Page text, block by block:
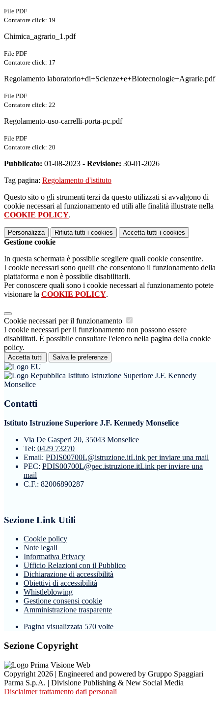
File PDF
Contatore click: 19
Chimica_agrario_1.pdf
File PDF
Contatore click: 17
Regolamento laboratorio+di+Scienze+e+Biotecnologie+Agrarie.pdf
File PDF
Contatore click: 22
Regolamento-uso-carrelli-porta-pc.pdf
File PDF
Contatore click: 20
Pubblicato: 01-08-2023 - Revisione: 30-01-2026
Tag pagina: Regolamento d'istituto
Questo sito o gli strumenti terzi da questo utilizzati si avvalgono di
cookie necessari al funzionamento ed utili alle finalità illustrate nella
COOKIE POLICY.
Personalizza Rifiuta tutti i cookies Accetta tutti i cookies
Gestione cookie
In questa schermata è possibile scegliere quali cookie consentire.
I cookie necessari sono quelli che consentono il funzionamento della
piattaforma e non è possibile disabilitarli.
Per conoscere quali sono i cookie necessari al funzionamento potete
visionare la COOKIE POLICY.
Cookie necessari per il funzionamento
I cookie necessari per il funzionamento non possono essere
disabilitati. È possibile consultare l'elenco nella pagina della cookie
policy.
Accetta tutti Salva le preferenze
Istituto Istruzione Superiore J.F. Kennedy
Monselice
Contatti
Istituto Istruzione Superiore J.F. Kennedy Monselice
Via De Gasperi 20, 35043 Monselice
Tel: 0429 73270
Email: PDIS00700L@istruzione.itLink per inviare una mail
PEC: PDIS00700L@pec.istruzione.itLink per inviare una
mail
C.F.: 82006890287
Sezione Link Utili
Cookie policy
Note legali
Informativa Privacy
Ufficio Relazioni con il Pubblico
Dichiarazione di accessibilità
Obiettivi di accessibilità
Whistleblowing
Gestione consensi cookie
Amministrazione trasparente
Pagina visualizzata 570 volte
Sezione Copyright
Copyright 2026 | Engineered and powered by Gruppo Spaggiari
Parma S.p.A. | Divisione Publishing & New Social Media
Disclaimer trattamento dati personali